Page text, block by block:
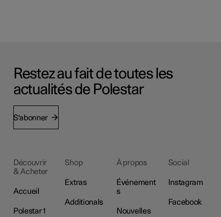
Restez au fait de toutes les
actualités de Polestar
S'abonner
Découvrir
& Acheter
Accueil
Polestar 1
Shop
Extras
Additionals
À propos
Événement
s
Nouvelles
Social
Instagram
Facebook